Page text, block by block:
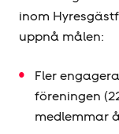
inom
uppnå målen:
Fler
föreningen
medlemmar